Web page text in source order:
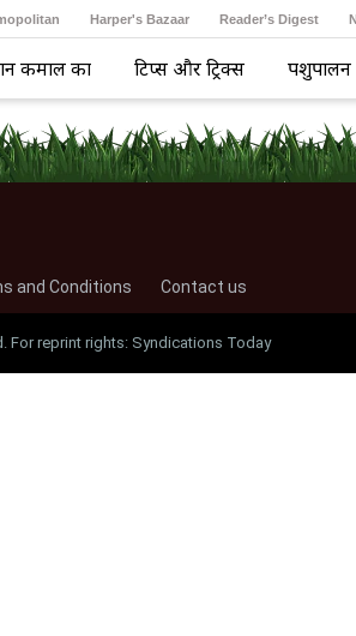
Harper's Bazaar Reader’s Digest
कमाल का टिप्स और ट्रिक्स पशुपालन
and Conditions Contact us
For reprint rights: Syndications Today